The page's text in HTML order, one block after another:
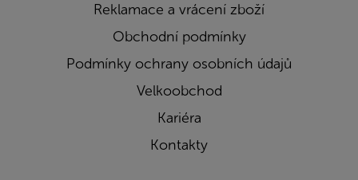
Reklamace a vrácení zboží
Obchodní podmínky
Podmínky ochrany osobních údajů
Velkoobchod
Kariéra
Kontakty